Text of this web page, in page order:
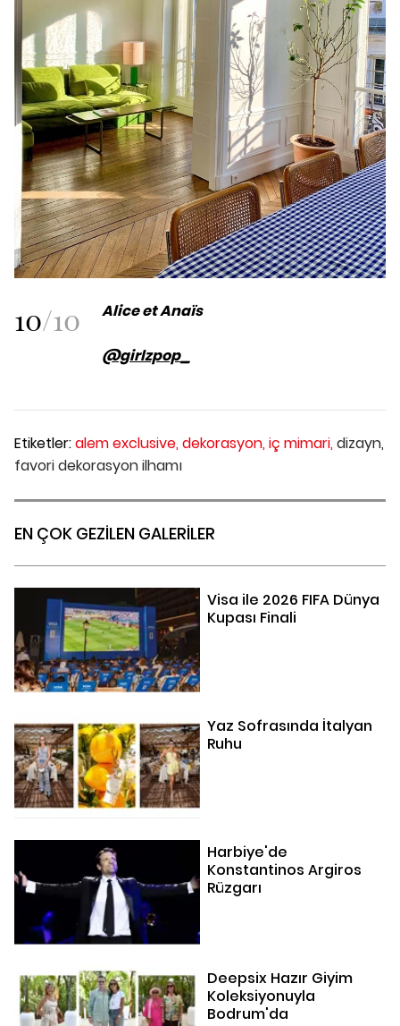
10/10 Alice et Anaïs
@girlzpop_
Etiketler:alem exclusive,dekorasyon,iç mimari,dizayn,
favori dekorasyon ilhamı
EN ÇOK GEZİLEN GALERİLER
Visa ile 2026 FIFA Dünya
Kupası Finali
Yaz Sofrasında İtalyan
Ruhu
Harbiye'de
Konstantinos Argiros
Rüzgarı
Deepsix Hazır Giyim
Koleksiyonuyla
Bodrum'da